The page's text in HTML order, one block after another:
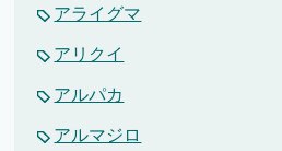
アライグマ
アリクイ
アルパカ
アルマジロ